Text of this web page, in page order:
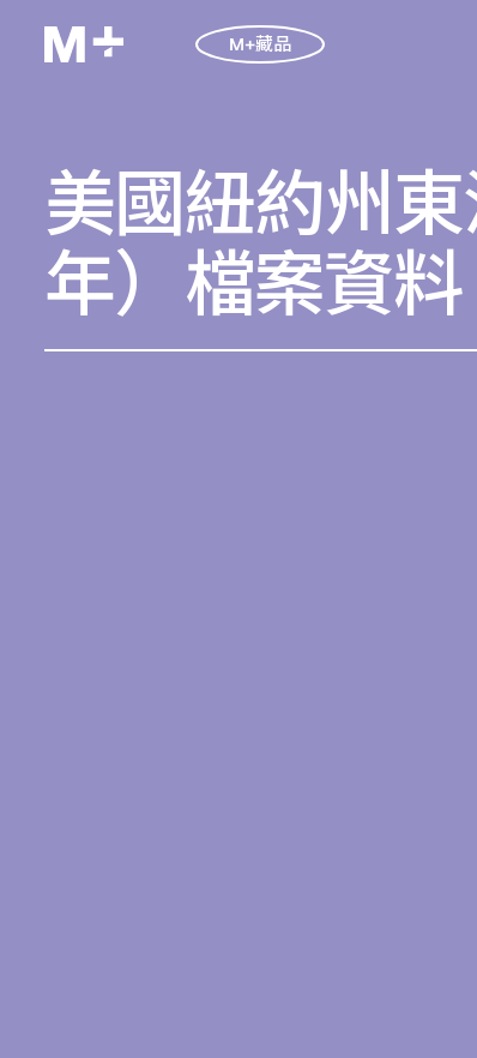
M+藏品
美國紐約州
年）檔案資料